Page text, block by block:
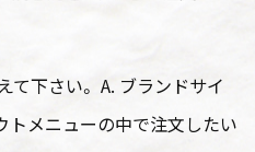
下さい。 A. ブランドサイ
トメニューの中で注文したい